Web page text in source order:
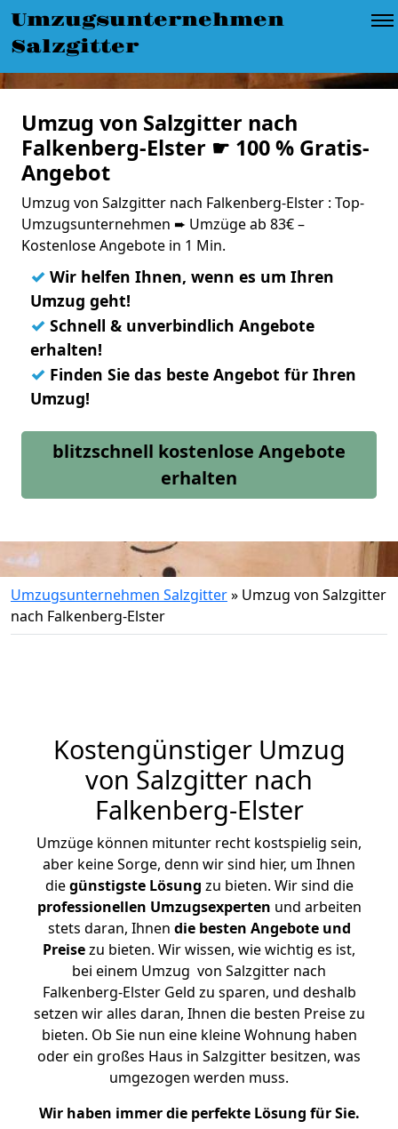
Umzugsunternehmen
Salzgitter
Umzug von Salzgitter nach
Falkenberg-Elster ☛ 100 % Gratis-
Angebot
Umzug von Salzgitter nach Falkenberg-Elster : Top-
Umzugsunternehmen ➨ Umzüge ab 83€ –
Kostenlose Angebote in 1 Min.
✓ Wir helfen Ihnen, wenn es um Ihren
Umzug geht!
✓ Schnell & unverbindlich Angebote
erhalten!
✓ Finden Sie das beste Angebot für Ihren
Umzug!
blitzschnell kostenlose Angebote
erhalten
Umzugsunternehmen Salzgitter» Umzug von Salzgitter
nach Falkenberg-Elster
Kostengünstiger Umzug
von Salzgitter nach
Falkenberg-Elster
Umzüge können mitunter recht kostspielig sein,
aber keine Sorge, denn wir sind hier, um Ihnen
diegünstigste Lösung zu bieten. Wir sind die
professionellen Umzugsexperten und arbeiten
stets daran, Ihnen die besten Angebote und
Preisezu bieten. Wir wissen, wie wichtig es ist,
bei einem Umzug von Salzgitter nach
Falkenberg-Elster Geld zu sparen, und deshalb
setzen wir alles daran, Ihnen die besten Preise zu
bieten. Ob Sie nun eine kleine Wohnung haben
oder ein großes Haus in Salzgitter besitzen, was
umgezogen werden muss.
Wir haben immer die perfekte Lösung für Sie.